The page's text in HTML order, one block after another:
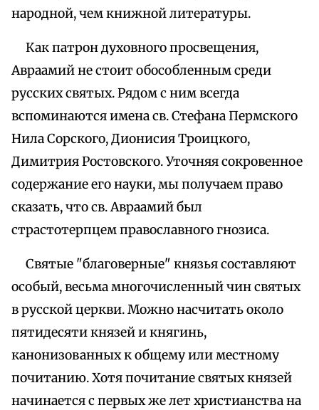
народной, чем книжной литературы.
Как патрон духовного просвещения,
Авраамий не стоит обособленным среди
русских святых. Рядом с ним всегда
вспоминаются имена св. Стефана Пермского
Нила Сорского, Дионисия Троицкого,
Димитрия Ростовского. Уточняя сокровенное
содержание его науки, мы получаем право
сказать, что св. Авраамий был
страстотерпцем православного гнозиса.
Святые "благоверные" князья составляют
особый, весьма многочисленный чин святых
в русской церкви. Можно насчитать около
пятидесяти князей и княгинь,
канонизованных к общему или местному
почитанию. Хотя почитание святых князей
начинается с первых же лет христианства на